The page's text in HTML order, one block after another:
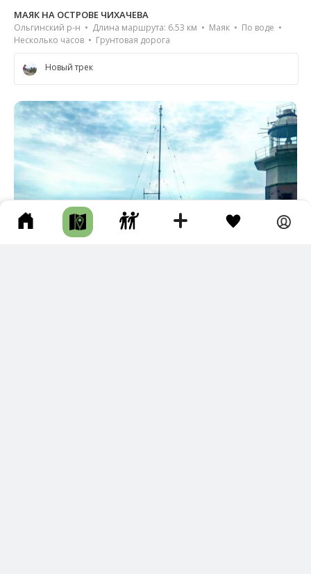
МАЯК НА ОСТРОВЕ ЧИХАЧЕВА
Ольгинский р-н • Длина маршрута: 6.53 км • Маяк • По воде •
Несколько часов • Грунтовая дорога
Новый трек